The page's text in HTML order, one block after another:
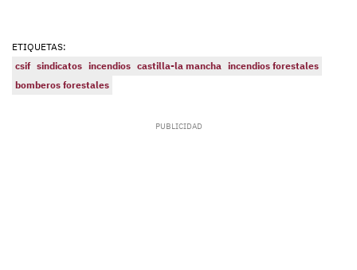
ETIQUETAS:
csif sindicatos incendios castilla-la mancha incendios forestales
bomberos forestales